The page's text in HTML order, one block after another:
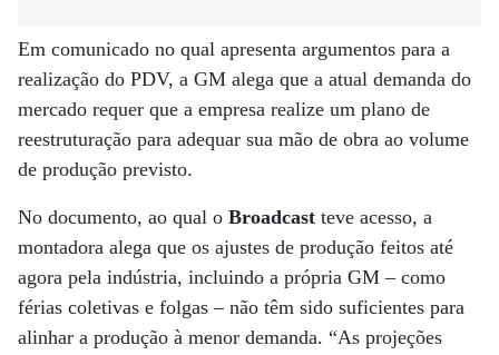
Em comunicado no qual apresenta argumentos para a
realização do PDV, a GM alega que a atual demanda do
mercado requer que a empresa realize um plano de
reestruturação para adequar sua mão de obra ao volume
de produção previsto.
No documento, ao qual o Broadcast teve acesso, a
montadora alega que os ajustes de produção feitos até
agora pela indústria, incluindo a própria GM – como
férias coletivas e folgas – não têm sido suficientes para
alinhar a produção à menor demanda. “As projeções